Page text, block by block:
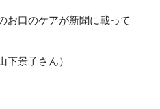
お口のケアが新聞に載って
景子さん）